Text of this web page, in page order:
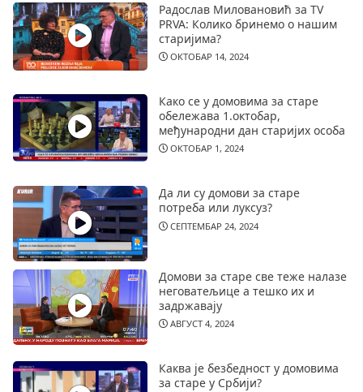
Радослав Миловановић за TV
PRVA: Колико бринемо о нашим
старијима?
ОКТОБАР 14, 2024
Како се у домовима за старе
обележава 1.октобар,
међународни дан старијих особа
ОКТОБАР 1, 2024
Да ли су домови за старе
потреба или луксуз?
СЕПТЕМБАР 24, 2024
Домови за старе све теже налазе
неговатељице а тешко их и
задржавају
АВГУСТ 4, 2024
Каква је безбедност у домовима
за старе у Србији?